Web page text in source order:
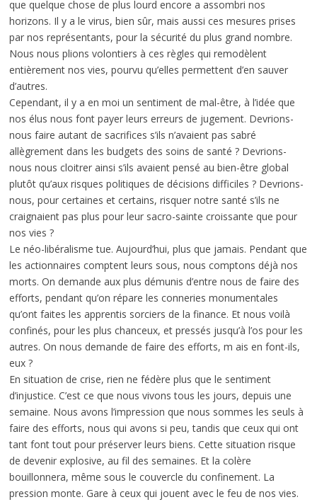
que quelque chose de plus lourd encore a assombri nos
horizons. Il y a le virus, bien sûr, mais aussi ces mesures prises
par nos représentants, pour la sécurité du plus grand nombre.
Nous nous plions volontiers à ces règles qui remodèlent
entièrement nos vies, pourvu qu’elles permettent d’en sauver
d’autres.
Cependant, il y a en moi un sentiment de mal-être, à l’idée que
nos élus nous font payer leurs erreurs de jugement. Devrions-
nous faire autant de sacrifices s’ils n’avaient pas sabré
allègrement dans les budgets des soins de santé ? Devrions-
nous nous cloitrer ainsi s’ils avaient pensé au bien-être global
plutôt qu’aux risques politiques de décisions difficiles ? Devrions-
nous, pour certaines et certains, risquer notre santé s’ils ne
craignaient pas plus pour leur sacro-sainte croissante que pour
nos vies ?
Le néo-libéralisme tue. Aujourd’hui, plus que jamais. Pendant que
les actionnaires comptent leurs sous, nous comptons déjà nos
morts. On demande aux plus démunis d’entre nous de faire des
efforts, pendant qu’on répare les conneries monumentales
qu’ont faites les apprentis sorciers de la finance. Et nous voilà
confinés, pour les plus chanceux, et pressés jusqu’à l’os pour les
autres. On nous demande de faire des efforts, m ais en font-ils,
eux ?
En situation de crise, rien ne fédère plus que le sentiment
d’injustice. C’est ce que nous vivons tous les jours, depuis une
semaine. Nous avons l’impression que nous sommes les seuls à
faire des efforts, nous qui avons si peu, tandis que ceux qui ont
tant font tout pour préserver leurs biens. Cette situation risque
de devenir explosive, au fil des semaines. Et la colère
bouillonnera, même sous le couvercle du confinement. La
pression monte. Gare à ceux qui jouent avec le feu de nos vies.